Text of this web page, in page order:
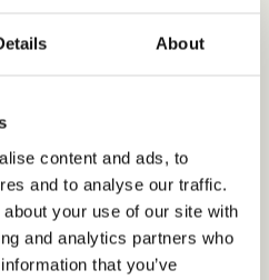
About
content and ads, to
and to analyse our traffic.
your use of our site with
and analytics partners who
that you’ve